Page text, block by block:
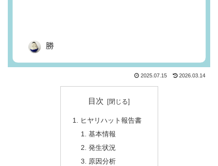
2025.07.15 2026.03.14
目次
ヒヤリハット報告書
基本情報
発生状況
原因分析